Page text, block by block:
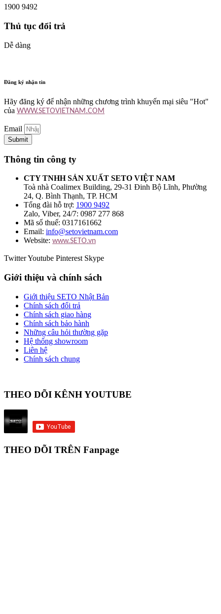
1900 9492
Thủ tục đổi trả
Dễ dàng
Đăng ký nhận tin
Hãy đăng ký để nhận những chương trình khuyến mại siêu "Hot"
của WWW.SETOVIETNAM.COM
Email
Submit
Thông tin công ty
CTY TNHH SẢN XUẤT SETO VIỆT NAM
Toà nhà Coalimex Building, 29-31 Đinh Bộ Lĩnh, Phường
24, Q. Bình Thạnh, TP. HCM
Tổng đài hỗ trợ: 1900 9492
Zalo, Viber, 24/7: 0987 277 868
Mã số thuế: 0317161662
Email: info@setovietnam.com
Website: www.SETO.vn
TwitterYoutube Pinterest Skype
Giới thiệu và chính sách
Giới thiệu SETO Nhật Bản
Chính sách đổi trả
Chính sách giao hàng
Chính sách bảo hành
Những câu hỏi thường gặp
Hệ thống showroom
Liên hệ
Chính sách chung
THEO DÕI KÊNH YOUTUBE
THEO DÕI TRÊN Fanpage